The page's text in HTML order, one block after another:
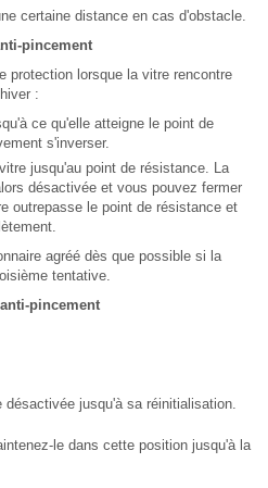
certaine distance en cas d'obstacle.
pincement
protection lorsque la vitre rencontre
:
ce qu'elle atteigne le point de
s'inverser.
jusqu'au point de résistance. La
désactivée et vous pouvez fermer
outrepasse le point de résistance et
agréé dès que possible si la
tentative.
pincement
désactivée jusqu'à sa réinitialisation.
le dans cette position jusqu'à la